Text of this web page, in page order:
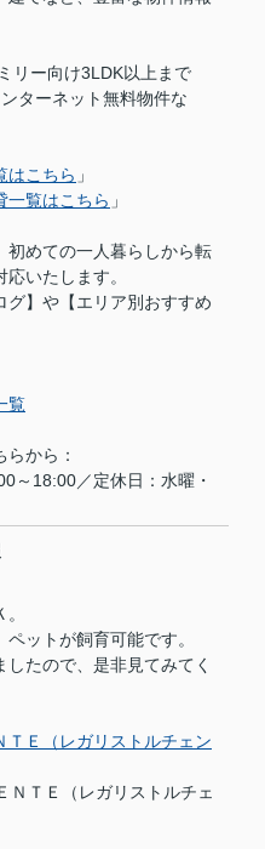
リー向け3LDK以上まで
ターネット無料物件な
はこちら 」
一覧はこちら 」
初めての一人暮らしから転
いたします。
グ】や【エリア別おすすめ
覧
から：
～18:00／定休日：水曜・
ットが飼育可能です。
たので、是非見てみてく
Ｅ（レガリストルチェン